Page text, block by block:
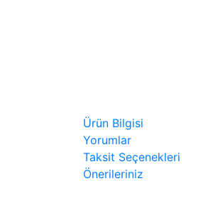
Ürün Bilgisi
Yorumlar
Taksit Seçenekleri
Önerileriniz